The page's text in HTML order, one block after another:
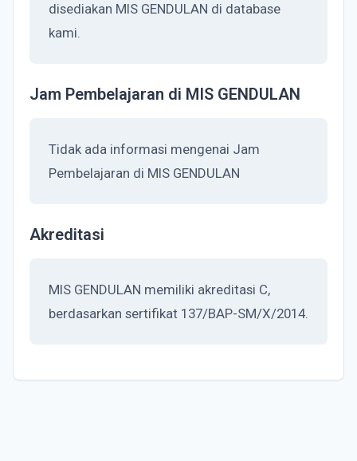
disediakan MIS GENDULAN di database
kami.
Jam Pembelajaran di MIS GENDULAN
Tidak ada informasi mengenai Jam
Pembelajaran di MIS GENDULAN
Akreditasi
MIS GENDULAN memiliki akreditasi C,
berdasarkan sertifikat 137/BAP-SM/X/2014.